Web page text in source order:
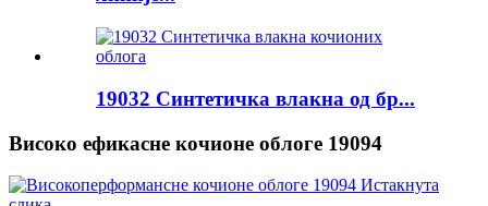
19032 Синтетичка влакна од бр...
Високо ефикасне кочионе облоге 19094